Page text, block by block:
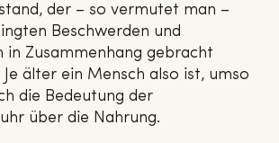
der – so vermutet man –
Beschwerden und
in Zusammenhang gebracht
älter ein Mensch also ist, umso
die Bedeutung der
über die Nahrung.